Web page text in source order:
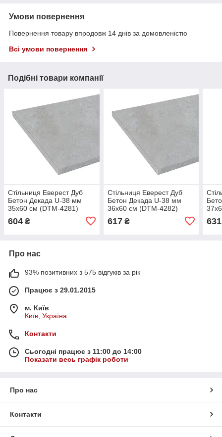
Умови повернення
Повернення товару впродовж 14 днів за домовленістю
Всі умови повернення
Подібні товари компанії
Стільниця Еверест Дуб
Бетон Декада U-38 мм
35х60 см (DTM-4281)
604 ₴
Стільниця Еверест Дуб
Бетон Декада U-38 мм
36х60 см (DTM-4282)
617₴ 631
Про нас
93% позитивних з 575 відгуків за рік
Працює з 29.01.2015
м. Київ
Київ, Україна
Контакти
Сьогодні працює з 11:00 до 14:00
Показати весь графік роботи
Про нас
Контакти